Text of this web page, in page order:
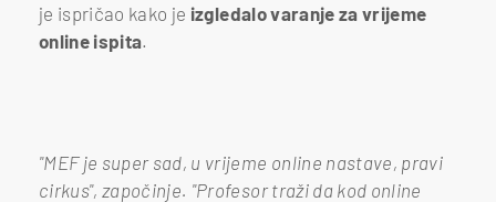
je ispričao kako je izgledalo varanje za vrijeme
online ispita.
"MEF je super sad, u vrijeme online nastave, pravi
cirkus", započinje. "Profesor traži da kod online